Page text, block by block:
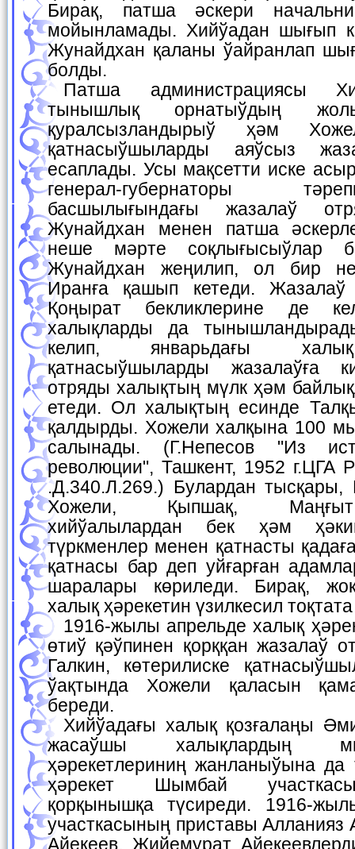
Бирақ, патша әскери
мойынламады. Хийўадан шығып
Жунайдхан қаланы ўайранлап
болды.
Патша администрациясы Хийўа ханлығында
тынышлық орнатыўдың
қуралсызландырыў ҳәм
қатнасыўшыларды аяўсыз
есаплады. Усы мақсетти иске
генерал-губернаторы
басшылығындағы жазалаў
Жунайдхан менен патша
неше мәрте соқлығысыўлар
Жунайдхан жеңилип, ол бир
Иранға қашып кетеди.
Қоңырат бекликлерине де
халықларды да
келип, январьдағы
қатнасыўшыларды жазалаўға
отряды халықтың мүлк ҳәм
етеди. Ол халықтың есинде
қалдырды. Хожели халқына 100
салынады. (Г.Непесов "Из
революции", Ташкент, 1952 г.ЦГА
.Д.340.Л.269.) Булардан
Хожели, Қыпшақ, Маңғыт
хийўалылардан бек ҳәм
түркменлер менен қатнасты
қатнасы бар деп уйғарған
шаралары көриледи. Бирақ,
халық ҳәрекетин үзилкесил
1916-жылы апрельде халық ҳәрекетиниң ашық түрге
өтиў қәўпинен қорққан жазалаў
Галкин, көтерилиске
ўақтында Хожели қаласын
береди.
Хийўадағы халық қозғалаңы Әмиўдәрья бөлиминде
жасаўшы халықлардың
ҳәрекетлериниң жанланыўына
ҳәрекет Шымбай
қорқынышқа түсиреди. 1916-
участкасының приставы
Айекеев, Жийемурат